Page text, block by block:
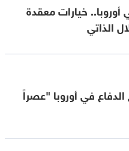
خيارات معقدة
الذاتي
في أوروبا "عصراً